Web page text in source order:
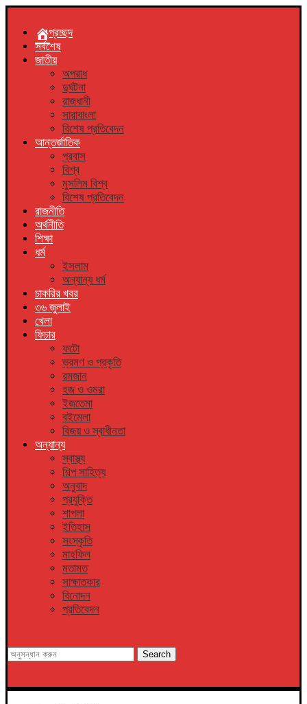
প্রচ্ছদ
সর্বশেষ
জাতীয়
অপরাধ
দুর্ঘটনা
রাজধানী
সারাবাংলা
বিশেষ প্রতিবেদন
আন্তর্জাতিক
প্রবাস
বিশ্ব
মুসলিম বিশ্ব
বিশেষ প্রতিবেদন
রাজনীতি
অর্থনীতি
শিক্ষা
ধর্ম
ইসলাম
অন্যান্য ধর্ম
চাকরির খবর
৩৬ জুলাই
খেলা
ফিচার
ফটো
ভ্রমণ ও প্রকৃতি
রমজান
হজ ও ওমরা
ইজতেমা
বইমেলা
বিজয় ও স্বাধীনতা
অন্যান্য
স্বাস্থ্য
শিল্প সাহিত্য
অনুবাদ
প্রযুক্তি
শাপলা
ইতিহাস
সংস্কৃতি
মাহফিল
মতামত
সাক্ষাতকার
বিনোদন
প্রতিবেদন
Search